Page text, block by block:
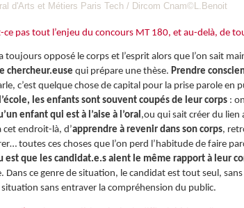
d'Arts et Métiers Paris Tech / Dircom Cnam©L.Benoit
ce pas tout l’enjeu du concours MT 180, et au-delà, de
opposé le corps et l’esprit alors que l’on sait
chercheur.eusequi prépare une thèse. Prendre
c’est quelque chose de capital pour la prise parole en
les enfants sont souvent coupés de leur corps :
enfant qui est à l’aise à l’oral ,ou qui sait créer du lien
cet endroit-là, d’apprendre à revenir dans son corps,
toutes ces choses que l’on perd l’habitude de faire
est que les candidat.e.s aient le même rapport à leur
Dans ce genre de situation, le candidat est tout seul,
sans entraver la compréhension du public.